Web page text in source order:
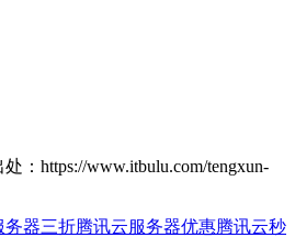
：https://www.itbulu.com/tengxun-
务器三折腾讯云服务器优惠腾讯云秒